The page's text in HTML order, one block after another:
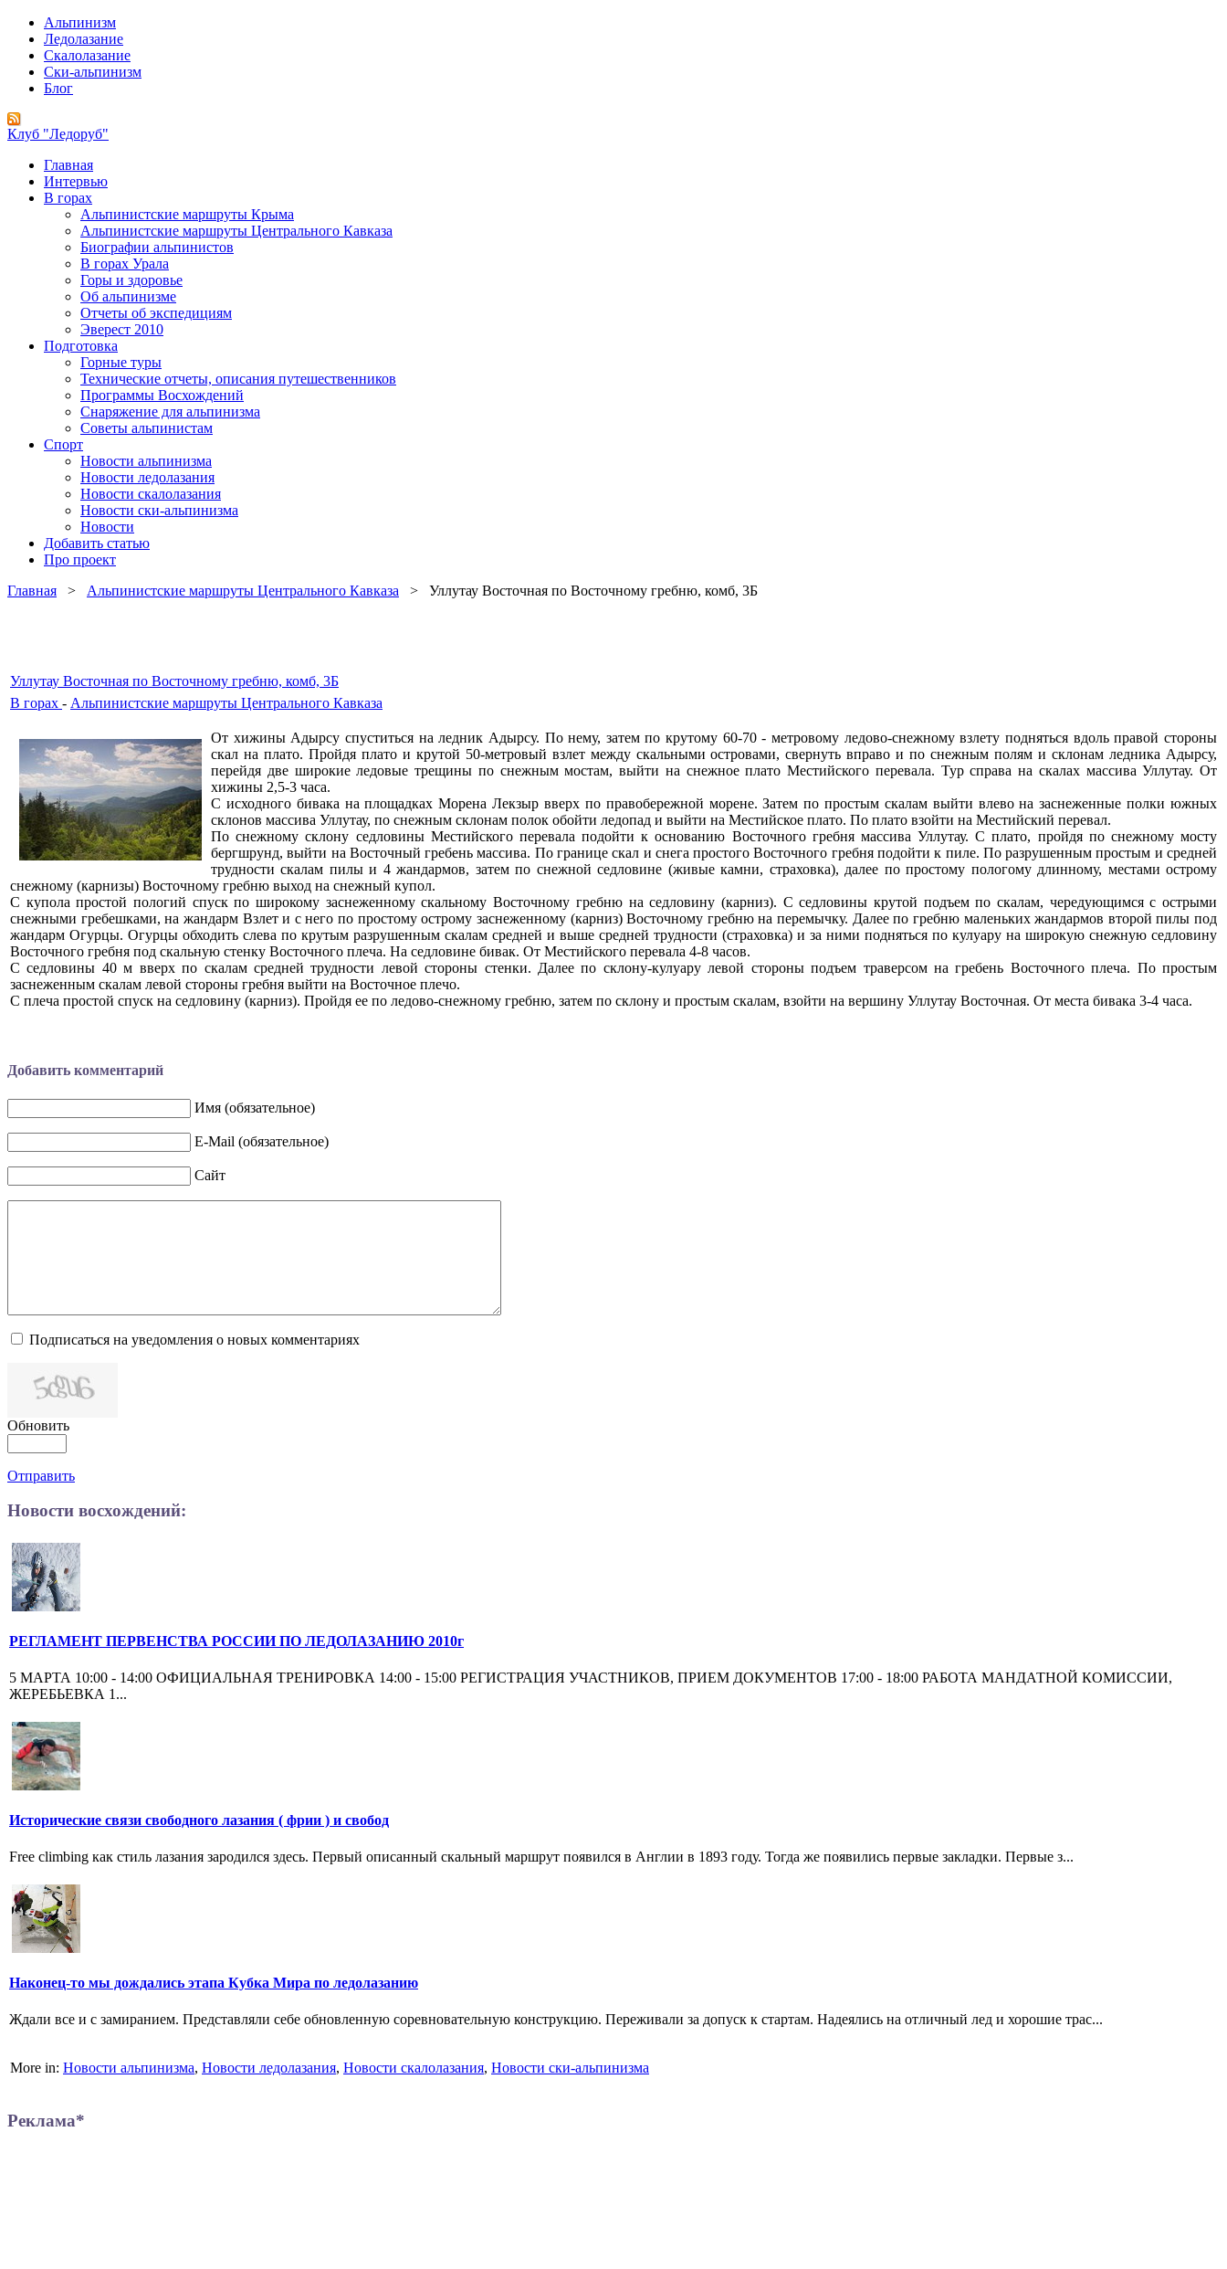
Альпинизм
Ледолазание
Скалолазание
Ски-альпинизм
Блог
Клуб "Ледоруб"
Главная
Интервью
В горах
Альпинистские маршруты Крыма
Альпинистские маршруты Центрального Кавказа
Биографии альпинистов
В горах Урала
Горы и здоровье
Об альпинизме
Отчеты об экспедициям
Эверест 2010
Подготовка
Горные туры
Технические отчеты, описания путешественников
Программы Восхождений
Снаряжение для альпинизма
Советы альпинистам
Спорт
Новости альпинизма
Новости ледолазания
Новости скалолазания
Новости ски-альпинизма
Новости
Добавить статью
Про проект
Главная > Альпинистские маршруты Центрального Кавказа > Уллутау Восточная по Восточному гребню, комб, 3Б
Уллутау Восточная по Восточному гребню, комб, 3Б
В горах - Альпинистские маршруты Центрального Кавказа
От хижины Адырсу спуститься на ледник Адырсу. По нему, затем по крутому 60-70 - метровому ледово-снежному взлету подняться вдоль правой стороны
скал на плато. Пройдя плато и крутой 50-метровый взлет между скальными островами, свернуть вправо и по снежным полям и склонам ледника Адырсу,
перейдя две широкие ледовые трещины по снежным мостам, выйти на снежное плато Местийского перевала. Тур справа на скалах массива Уллутау. От
хижины 2,5-3 часа.
С исходного бивака на площадках Морена Лекзыр вверх по правобережной морене. Затем по простым скалам выйти влево на заснеженные полки южных
склонов массива Уллутау, по снежным склонам полок обойти ледопад и выйти на Местийское плато. По плато взойти на Местийский перевал.
По снежному склону седловины Местийского перевала подойти к основанию Восточного гребня массива Уллутау. С плато, пройдя по снежному мосту
бергшрунд, выйти на Восточный гребень массива. По границе скал и снега простого Восточного гребня подойти к пиле. По разрушенным простым и средней
трудности скалам пилы и 4 жандармов, затем по снежной седловине (живые камни, страховка), далее по простому пологому длинному, местами острому
снежному (карнизы) Восточному гребню выход на снежный купол.
С купола простой пологий спуск по широкому заснеженному скальному Восточному гребню на седловину (карниз). С седловины крутой подъем по скалам, чередующимся с острыми
снежными гребешками, на жандарм Взлет и с него по простому острому заснеженному (карниз) Восточному гребню на перемычку. Далее по гребню маленьких жандармов второй пилы под
жандарм Огурцы. Огурцы обходить слева по крутым разрушенным скалам средней и выше средней трудности (страховка) и за ними подняться по кулуару на широкую снежную седловину
Восточного гребня под скальную стенку Восточного плеча. На седловине бивак. От Местийского перевала 4-8 часов.
С седловины 40 м вверх по скалам средней трудности левой стороны стенки. Далее по склону-кулуару левой стороны подъем траверсом на гребень Восточного плеча. По простым
заснеженным скалам левой стороны гребня выйти на Восточное плечо.
С плеча простой спуск на седловину (карниз). Пройдя ее по ледово-снежному гребню, затем по склону и простым скалам, взойти на вершину Уллутау Восточная. От места бивака 3-4 часа.
Добавить комментарий
Имя (обязательное)
E-Mail (обязательное)
Сайт
Подписаться на уведомления о новых комментариях
Обновить
Отправить
Новости восхождений:
РЕГЛАМЕНТ ПЕРВЕНСТВА РОССИИ ПО ЛЕДОЛАЗАНИЮ 2010г
5 МАРТА 10:00 - 14:00 ОФИЦИАЛЬНАЯ ТРЕНИРОВКА 14:00 - 15:00 РЕГИСТРАЦИЯ УЧАСТНИКОВ, ПРИЕМ ДОКУМЕНТОВ 17:00 - 18:00 РАБОТА МАНДАТНОЙ КОМИССИИ,
ЖЕРЕБЬЕВКА 1...
Исторические связи свободного лазания ( фрии ) и свобод
Free climbing как стиль лазания зародился здесь. Первый описанный скальный маршрут появился в Англии в 1893 году. Тогда же появились первые закладки. Первые з...
Наконец-то мы дождались этапа Кубка Мира по ледолазанию
Ждали все и с замиранием. Представляли себе обновленную соревновательную конструкцию. Переживали за допуск к стартам. Надеялись на отличный лед и хорошие трас...
More in: Новости альпинизма, Новости ледолазания, Новости скалолазания, Новости ски-альпинизма
Реклама*